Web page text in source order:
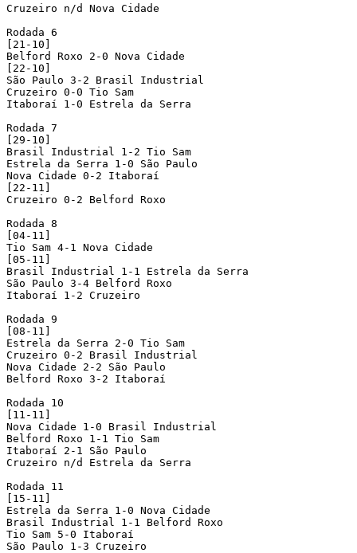
Cruzeiro n/d Nova Cidade
Rodada 6
[21-10]
Belford Roxo 2-0 Nova Cidade
[22-10]
São Paulo 3-2 Brasil Industrial
Cruzeiro 0-0 Tio Sam
Itaboraí 1-0 Estrela da Serra
Rodada 7
[29-10]
Brasil Industrial 1-2 Tio Sam
Estrela da Serra 1-0 São Paulo
Nova Cidade 0-2 Itaboraí
[22-11]
Cruzeiro 0-2 Belford Roxo
Rodada 8
[04-11]
Tio Sam 4-1 Nova Cidade
[05-11]
Brasil Industrial 1-1 Estrela da Serra
São Paulo 3-4 Belford Roxo
Itaboraí 1-2 Cruzeiro
Rodada 9
[08-11]
Estrela da Serra 2-0 Tio Sam
Cruzeiro 0-2 Brasil Industrial
Nova Cidade 2-2 São Paulo
Belford Roxo 3-2 Itaboraí
Rodada 10
[11-11]
Nova Cidade 1-0 Brasil Industrial
Belford Roxo 1-1 Tio Sam
Itaboraí 2-1 São Paulo
Cruzeiro n/d Estrela da Serra
Rodada 11
[15-11]
Estrela da Serra 1-0 Nova Cidade
Brasil Industrial 1-1 Belford Roxo
Tio Sam 5-0 Itaboraí
São Paulo 1-3 Cruzeiro